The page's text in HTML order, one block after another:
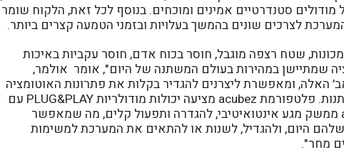
מודולים סטנדרטיים אמינים ומוכחים. בנוסף לכל זאת, הלקוח שומר
לצרכים שונים בהמשך בעלויות ובזמני הטמעה קצרים ביותר.
שטח רצפה מוגבל, חוסר בכוח אדם, חוסר עקביות באיכות
שמתיישן במהירות בעולם המשתנה של היום", אומר אולמר,
האלה, ומאפשרת ליצרנים להגדיר בקלות את פתרונות האוטומציה
שלהם לסוגי עבודות שונות ויכולות משתנות. פלטפורמת acubez מציעה יכולות מודולריות PLUG&PLAY עם
אפס תכנות באמצעות ה-acubez touch ממשק מגע אינטואיטיבי, להגדרה ותפעול קלים, מה שמאפשר
שלהם היום, ולהגדיל, לשנות או להתאים את המערכת למשימות
מחר".